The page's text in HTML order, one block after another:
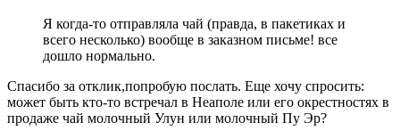
Я когда-то отправляла чай (правда, в пакетиках и
всего несколько) вообще в заказном письме! все
дошло нормально.
Спасибо за отклик,попробую послать. Еще хочу спросить:
может быть кто-то встречал в Неаполе или его окрестностях в
продаже чай молочный Улун или молочный Пу Эр?